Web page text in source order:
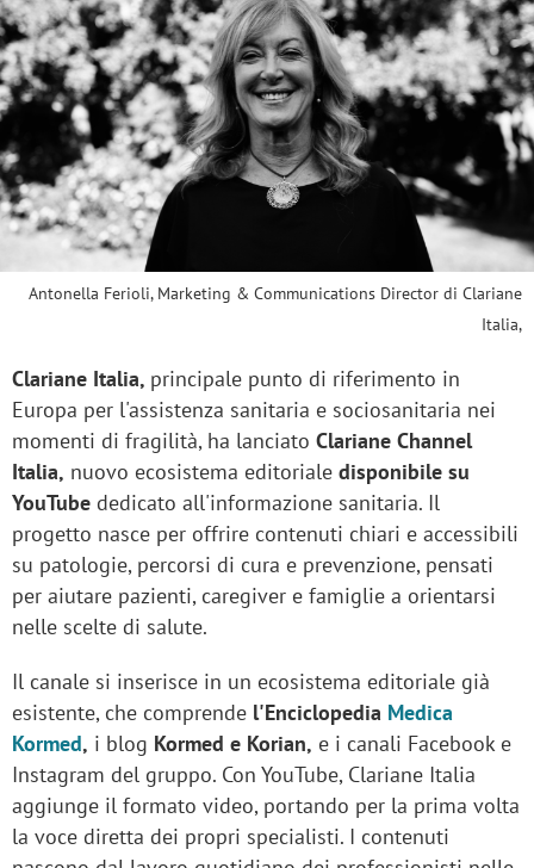
Antonella Ferioli, Marketing & Communications Director di Clariane
Italia,
Clariane Italia, principale punto di riferimento in
Europa per l'assistenza sanitaria e sociosanitaria nei
momenti di fragilità, ha lanciato Clariane Channel
Italia, nuovo ecosistema editoriale disponibile su
YouTube dedicato all'informazione sanitaria. Il
progetto nasce per offrire contenuti chiari e accessibili
su patologie, percorsi di cura e prevenzione, pensati
per aiutare pazienti, caregiver e famiglie a orientarsi
nelle scelte di salute.
Il canale si inserisce in un ecosistema editoriale già
esistente, che comprende l'Enciclopedia Medica
Kormed, i blog Kormed e Korian, e i canali Facebook e
Instagram del gruppo. Con YouTube, Clariane Italia
aggiunge il formato video, portando per la prima volta
la voce diretta dei propri specialisti. I contenuti